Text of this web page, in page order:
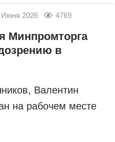
Июня 2026 4769
Минпромторга
в
Валентин
на рабочем месте